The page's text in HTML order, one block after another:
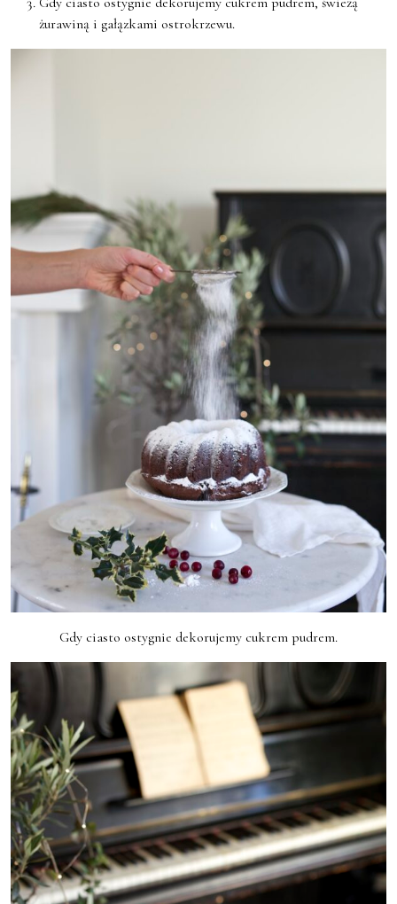
żurawiną i gałązkami ostrokrzewu.
Gdy ciasto ostygnie dekorujemy cukrem pudrem.